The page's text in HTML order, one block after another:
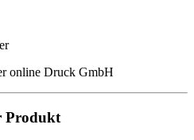
online Druck GmbH
Produkt